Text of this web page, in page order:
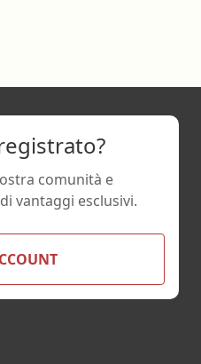
comunità e
vantaggi esclusivi.